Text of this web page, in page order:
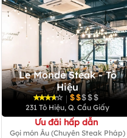
Le Monde Steak - Tô
Hiệu
|
231 Tô Hiệu, Q. Cầu Giấy
Ưu đãi hấp dẫn
Gọi món Âu (Chuyên Steak Pháp)